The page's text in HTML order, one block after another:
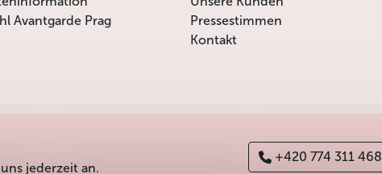
Avantgarde Prag
Pressestimmen
Kontakt
jederzeit an.
+420 774 311 468